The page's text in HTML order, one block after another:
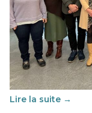
Éducation au
franco-
29 juin 2026-National
Cette année,
soutenu par
au vivre-ensemble
Lire la suite →